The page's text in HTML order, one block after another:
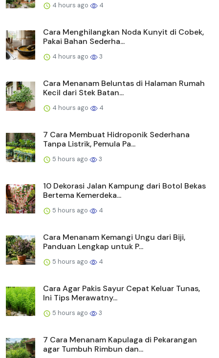
4 hours ago 4
Cara Menghilangkan Noda Kunyit di Cobek,
Pakai Bahan Sederha...
4 hours ago 3
Cara Menanam Beluntas di Halaman Rumah
Kecil dari Stek Batan...
4 hours ago 4
7 Cara Membuat Hidroponik Sederhana
Tanpa Listrik, Pemula Pa...
5 hours ago 3
10 Dekorasi Jalan Kampung dari Botol Bekas
Bertema Kemerdeka...
5 hours ago 4
Cara Menanam Kemangi Ungu dari Biji,
Panduan Lengkap untuk P...
5 hours ago 4
Cara Agar Pakis Sayur Cepat Keluar Tunas,
Ini Tips Merawatny...
5 hours ago 3
7 Cara Menanam Kapulaga di Pekarangan
agar Tumbuh Rimbun dan...